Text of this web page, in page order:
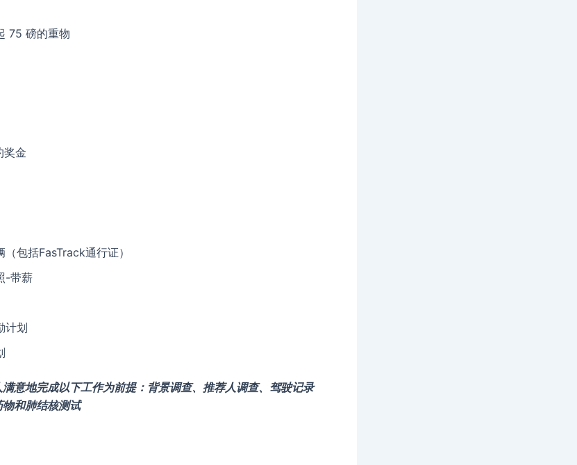
75 磅的重物
奖金
包括FasTrack通行证）
-带薪
计划
意地完成以下工作为前提：背景调查、推荐人调查、驾驶记录
物和肺结核测试